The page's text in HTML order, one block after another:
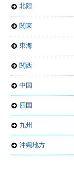
北陸
関東
東海
関西
中国
四国
九州
沖縄地方